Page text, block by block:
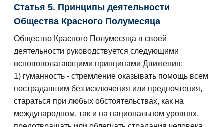
Статья 5. Принципы деятельности
Общества Красного Полумесяца
Общество Красного Полумесяца в своей
деятельности руководствуется следующими
основополагающими принципами Движения:
1) гуманность - стремление оказывать помощь всем
пострадавшим без исключения или предпочтения,
стараться при любых обстоятельствах, как на
международном, так и на национальном уровнях,